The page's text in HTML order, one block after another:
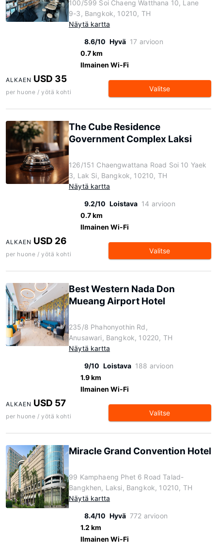
100/599 Soi Chaeng Watthana 10, Lane
9-3, Bangkok, 10210, TH
Näytä kartta
8.6/10 Hyvä 17 arvioon
0.7 km
Ilmainen Wi-Fi
ALKAEN USD 35
per huone / yötä kohti Valitse
The Cube Residence
Government Complex Laksi
126/151 Chaengwattana Road Soi 10 Yaek
3, Lak Si, Bangkok, 10210, TH
Näytä kartta
9.2/10 Loistava 14 arvioon
0.7 km
Ilmainen Wi-Fi
ALKAEN USD 26
per huone / yötä kohti Valitse
Best Western Nada Don
Mueang Airport Hotel
235/8 Phahonyothin Rd,
Anusawari, Bangkok, 10220, TH
Näytä kartta
9/10 Loistava 188 arvioon
1.9 km
Ilmainen Wi-Fi
ALKAEN USD 57
per huone / yötä kohti Valitse
Miracle Grand Convention Hotel
99 Kamphaeng Phet 6 Road Talad-
Bangkhen, Laksi, Bangkok, 10210, TH
Näytä kartta
8.4/10 Hyvä 772 arvioon
1.2 km
Ilmainen Wi-Fi